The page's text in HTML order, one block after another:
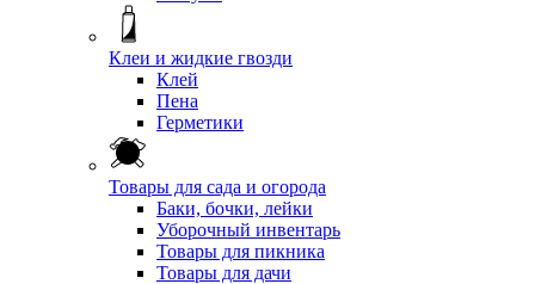
Клеи и жидкие гвозди
Клей
Пена
Герметики
Товары для сада и огорода
Баки, бочки, лейки
Уборочный инвентарь
Товары для пикника
Товары для дачи